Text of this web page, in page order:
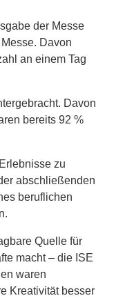
der Messe
Davon
an einem Tag
Davon
bereits 92 %
zu
abschließenden
beruflichen
Quelle für
macht – die ISE
waren
Kreativität besser